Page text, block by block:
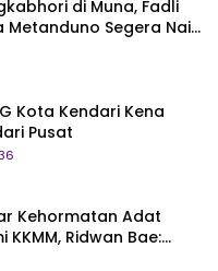
di Muna, Fadli
Metanduno Segera Naik
Nasional
Kota Kendari Kena
Pusat
Kehormatan Adat
Ridwan Bae:
Belum Pantas!